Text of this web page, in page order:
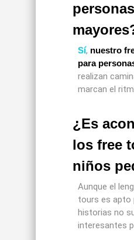
personas
Sí, nuestro
para
realizan
marcan el
¿Es
los free
niños
Aunque el
tours es apto
historias no
interesantes